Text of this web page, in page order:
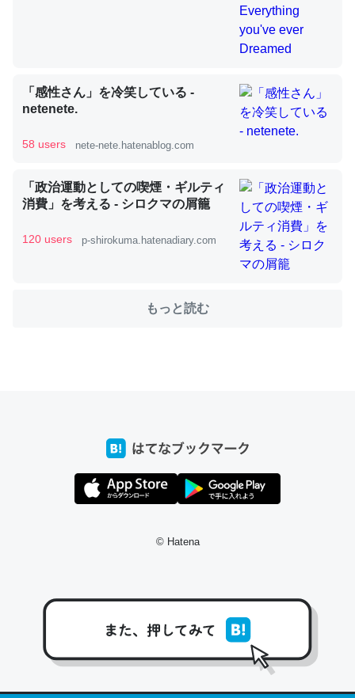
これを元に考えるとカルシウムを大量に使う脊椎動物と貝
─ニュース :: 【研究発表】昆虫学の大問題＝「昆虫はなぜ海にいな
いのか」に関する新仮説
ウチもEchoを実家に置いて４年。でたまに覗いてる。ぼ
ちぼちRingも置こうかと画策中。あと、Googleマップで
位置情報を共有してる。電池残量や充電中かが分かるので
コミュニケーションが劇的に変化した｜tayorini by LIFULL介護
り時間を日数にすると1週間とかの人が多いそうだけど、
それを実質100倍以上に伸ばす効果があるはず……
─たまにLINEするくらいだった遠方の父67歳と僕。ITツール導入で
コミュニケーションが劇的に変化した｜tayorini by LIFULL介護
私も3年前ぐらいに祖母の家に設置した。ポケットWifiみ
たいなのでネット環境作ったけどAlexaしか使わないので
回線代ほとんどかからないですよ。参考：
https://toyoshi.hatenablog.com/entry/2019/05/15/1805
「感性さん」を冷笑している -
netenete.
58 users nete-nete.hatenablog.com
「政治運動としての喫煙・ギルティ
消費」を考える - シロクマの屑籠
120 users p-shirokuma.hatenadiary.com
もっと読む
© Hatena